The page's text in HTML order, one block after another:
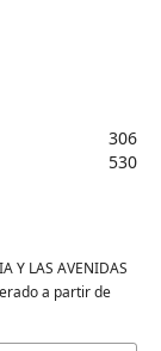
306
530
Y LAS AVENIDAS
a partir de